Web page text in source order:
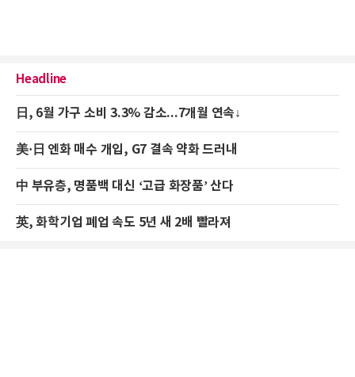
Headline
日, 6월 가구 소비 3.3% 감소...7개월 연속↓
美·日 엔화 매수 개입, G7 결속 약화 드러내
中 부유층, 명품백 대신 ‘고급 화장품’ 산다
英, 화학기업 폐업 속도 5년 새 2배 빨라져